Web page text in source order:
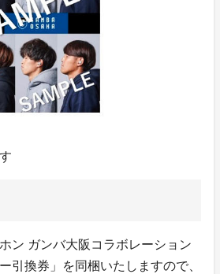
ン ガンバ大阪コラボレーション
引換券」を同梱いたしますので、